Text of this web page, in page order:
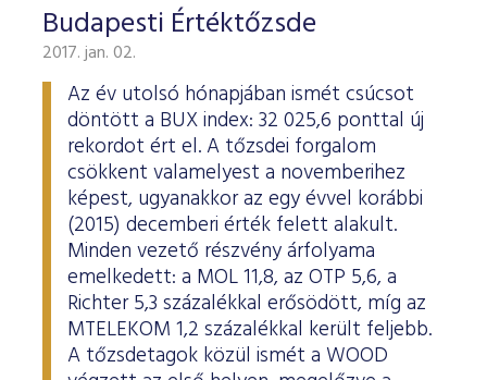
Budapesti Értéktőzsde
2017. jan. 02.
Az év utolsó hónapjában ismét csúcsot
döntött a BUX index: 32 025,6 ponttal új
rekordot ért el. A tőzsdei forgalom
csökkent valamelyest a novemberihez
képest, ugyanakkor az egy évvel korábbi
(2015) decemberi érték felett alakult.
Minden vezető részvény árfolyama
emelkedett: a MOL 11,8, az OTP 5,6, a
Richter 5,3 százalékkal erősödött, míg az
MTELEKOM 1,2 százalékkal került feljebb.
A tőzsdetagok közül ismét a WOOD